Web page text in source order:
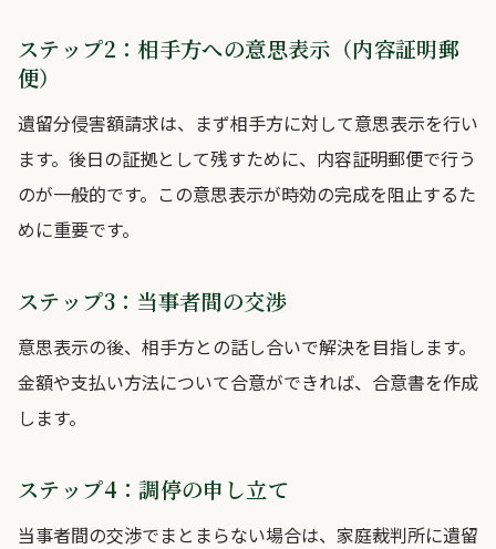
ステップ2：相手方への意思表示（内容証明郵
便）
遺留分侵害額請求は、まず相手方に対して意思表示を行い
ます。後日の証拠として残すために、内容証明郵便で行う
のが一般的です。この意思表示が時効の完成を阻止するた
めに重要です。
ステップ3：当事者間の交渉
意思表示の後、相手方との話し合いで解決を目指します。
金額や支払い方法について合意ができれば、合意書を作成
します。
ステップ4：調停の申し立て
当事者間の交渉でまとまらない場合は、家庭裁判所に遺留